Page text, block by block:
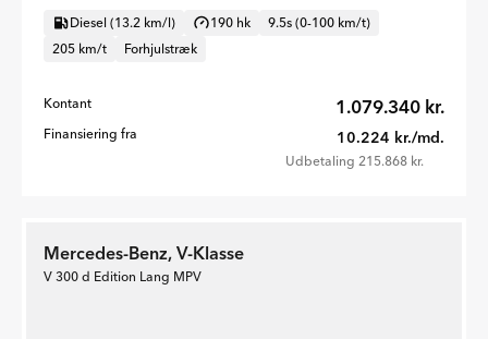
Diesel (13.2 km/l) 190 hk
9.5s (0-100 km/t)
205 km/t
Forhjulstræk
Kontant 1.079.340 kr.
Finansiering fra 10.224 kr./md.
Udbetaling 215.868 kr.
Mercedes-Benz, V-Klasse
V 300 d Edition Lang MPV